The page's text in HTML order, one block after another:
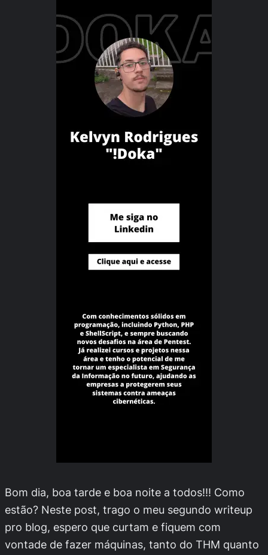
Bom dia, boa tarde e boa noite a todos!!! Como
estão? Neste post, trago o meu segundo writeup
pro blog, espero que curtam e fiquem com
vontade de fazer máquinas, tanto do THM quanto